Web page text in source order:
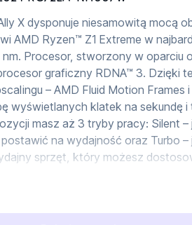
X dysponuje niesamowitą mocą
AMD Ryzen™ Z1 Extreme w
Procesor, stworzony w oparciu
graficzny RDNA™ 3. Dzięki
– AMD Fluid Motion Frames
wyświetlanych klatek na sekundę
masz aż 3 tryby pracy: Silent –
na wydajność oraz Turbo
sprzęt, który możesz